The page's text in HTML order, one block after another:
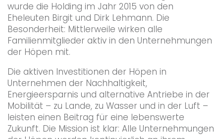
wurde die Holding im Jahr 2015 von den
Eheleuten Birgit und Dirk Lehmann. Die
Besonderheit: Mittlerweile wirken alle
Familienmitglieder aktiv in den Unternehmungen
der Höpen mit.
Die aktiven Investitionen der Höpen in
Unternehmen der Nachhaltigkeit,
Energieersparnis und alternative Antriebe in der
Mobilität – zu Lande, zu Wasser und in der Luft –
leisten einen Beitrag für eine lebenswerte
Zukunft. Die Mission ist klar: Alle Unternehmungen